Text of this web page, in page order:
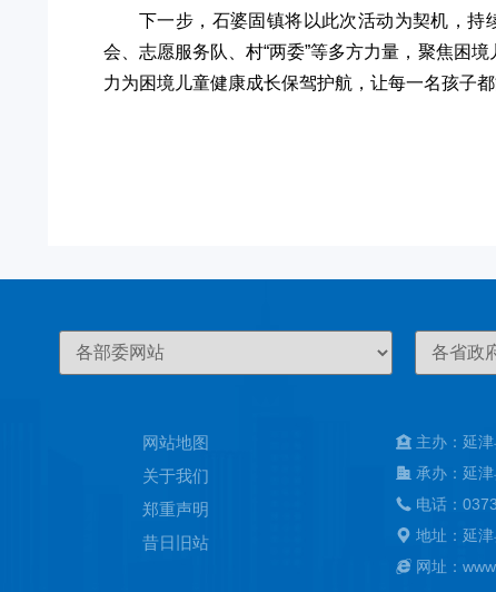
下一步，石婆固镇将以此次活动为契机，
会、志愿服务队、村“两委”等多方力量，聚焦困
力为困境儿童健康成长保驾护航，让每一名孩子
网站地图
关于我们
郑重声明
昔日旧站
主办：延
承办：延
电话：
地址：延
网址：